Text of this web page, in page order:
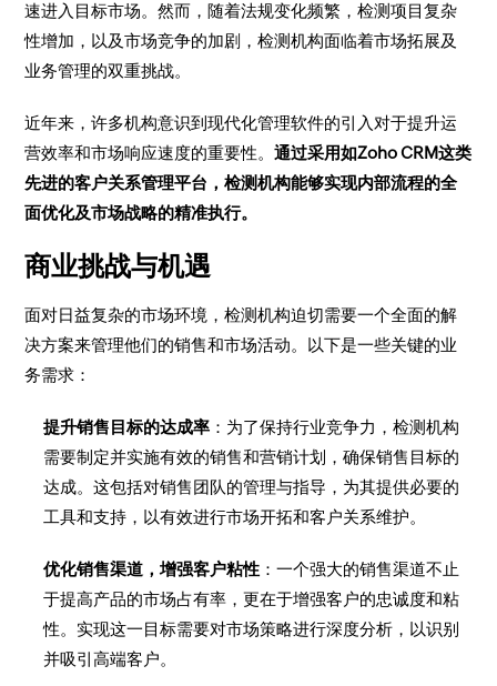
速进入目标市场。然而，随着法规变化频繁，检测项目复杂
性增加，以及市场竞争的加剧，检测机构面临着市场拓展及
业务管理的双重挑战。
近年来，许多机构意识到现代化管理软件的引入对于提升运
营效率和市场响应速度的重要性。通过采用如Zoho CRM这类
先进的客户关系管理平台，检测机构能够实现内部流程的全
面优化及市场战略的精准执行。
商业挑战与机遇
面对日益复杂的市场环境，检测机构迫切需要一个全面的解
决方案来管理他们的销售和市场活动。以下是一些关键的业
务需求：
提升销售目标的达成率 ：为了保持行业竞争力，检测机构
需要制定并实施有效的销售和营销计划，确保销售目标的
达成。这包括对销售团队的管理与指导，为其提供必要的
工具和支持，以有效进行市场开拓和客户关系维护。
优化销售渠道，增强客户粘性 ：一个强大的销售渠道不止
于提高产品的市场占有率，更在于增强客户的忠诚度和粘
性。实现这一目标需要对市场策略进行深度分析，以识别
并吸引高端客户。